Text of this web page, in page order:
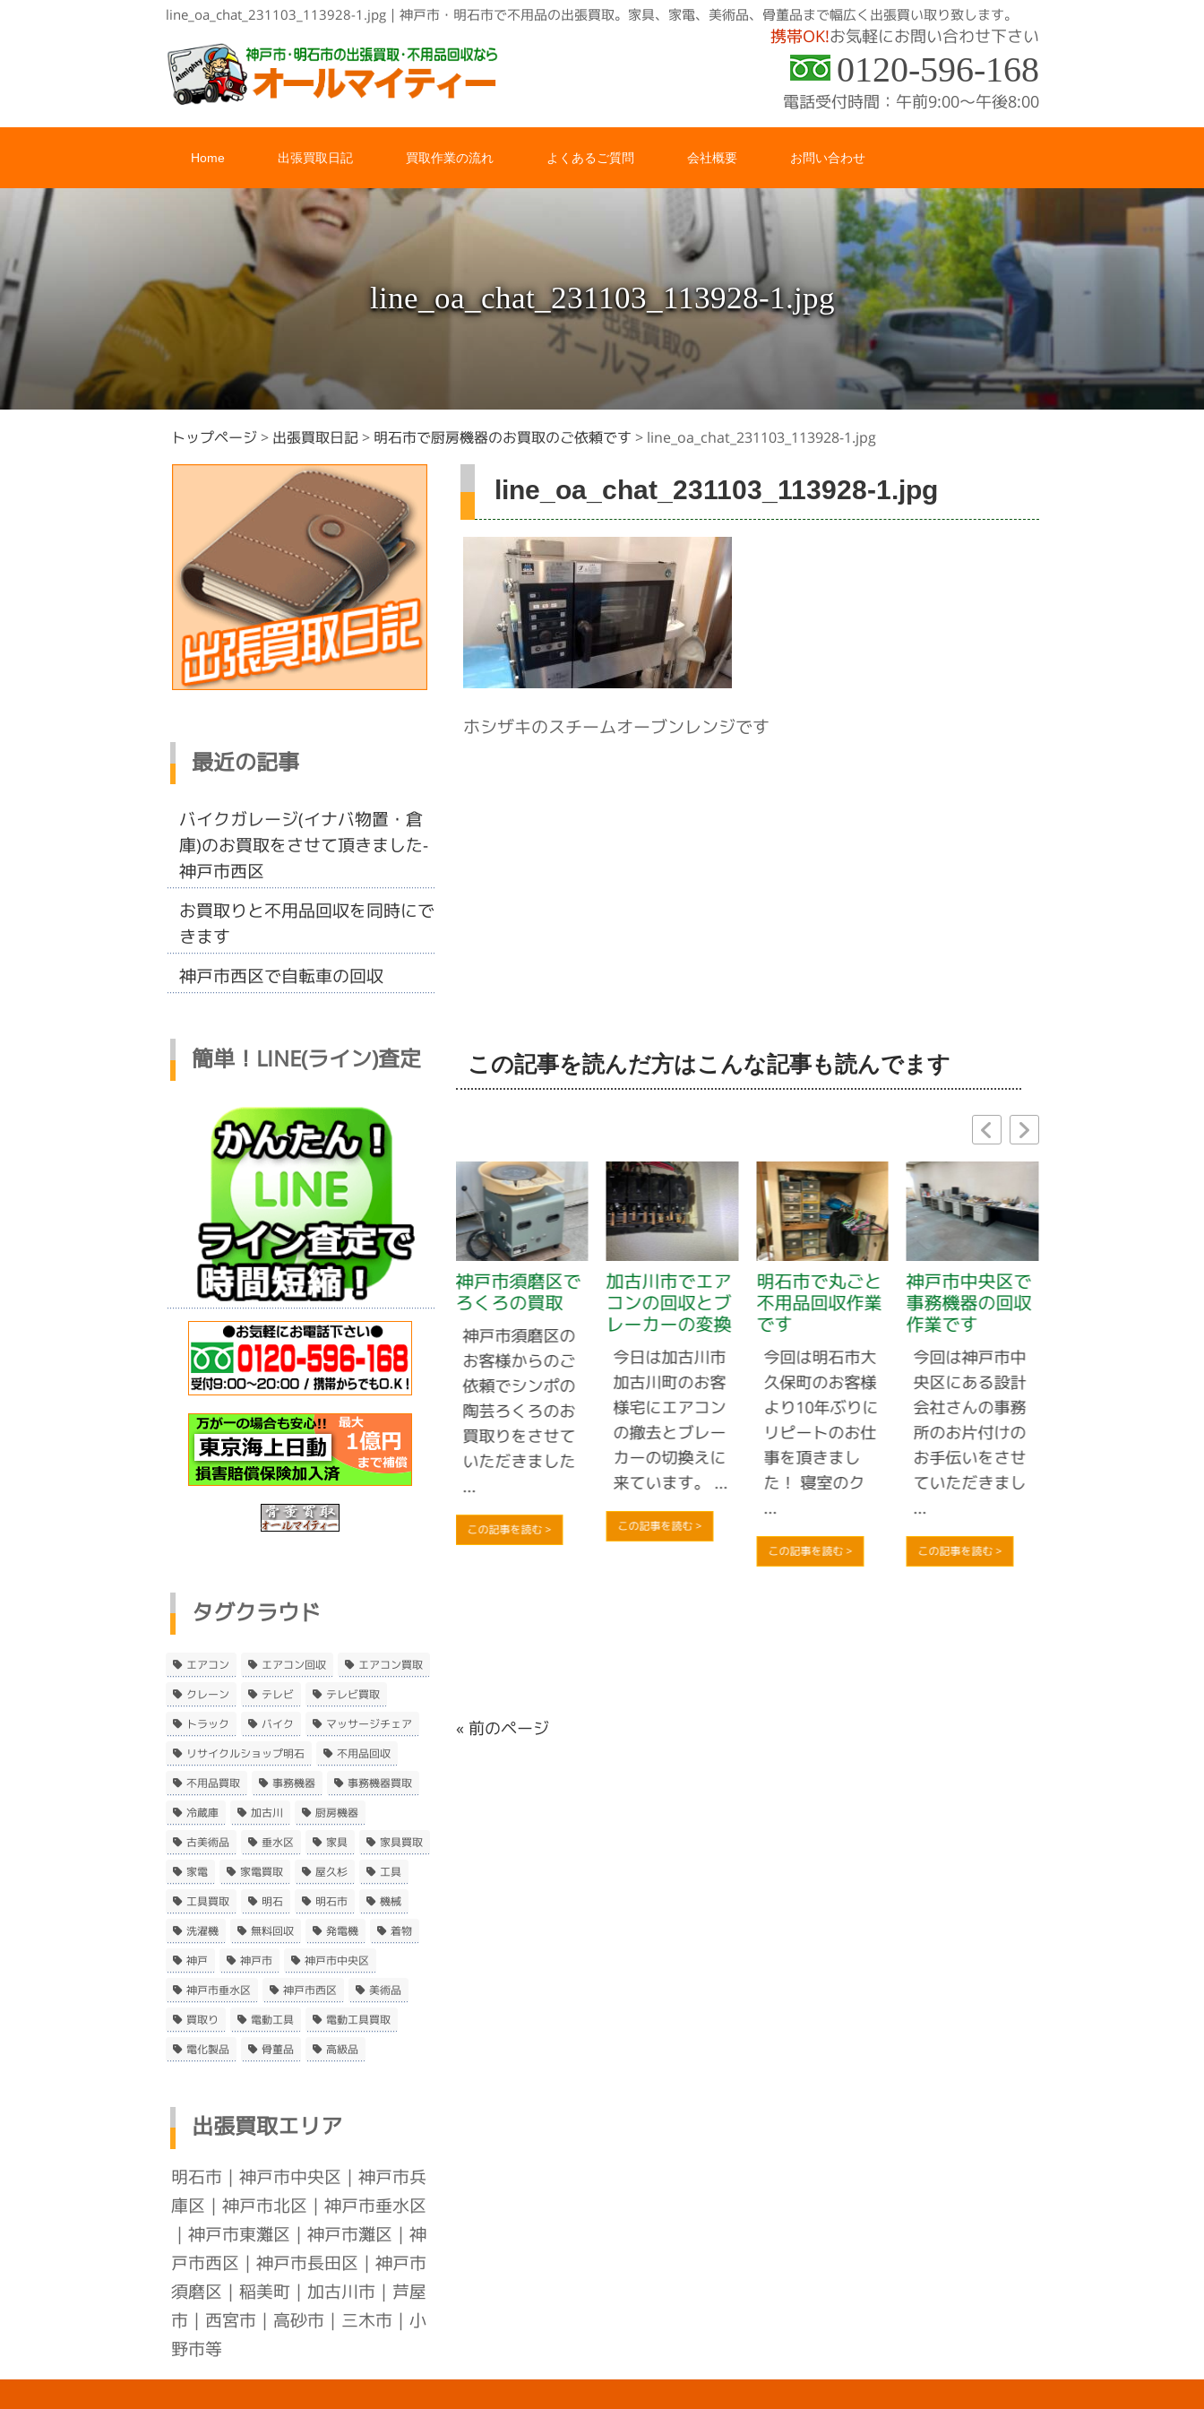
line_oa_chat_231103_113928-1.jpg｜神戸市・明石市で不用品の出張買取。家具、家電、美術品、骨董品まで幅広く出張買い取り致します。
携帯OK!お気軽にお問い合わせ下さい
0120-596-168
電話受付時間：午前9:00〜午後8:00
Home 出張買取日記 買取作業の流れ よくあるご質問 会社概要 お問い合わせ
line_oa_chat_231103_113928-1.jpg
トップページ> 出張買取日記> 明石市で厨房機器のお買取のご依頼です > line_oa_chat_231103_113928-1.jpg
line_oa_chat_231103_113928-1.jpg
ホシザキのスチームオーブンレンジです
この記事を読んだ方はこんな記事も読んでます
バイクガレージ
(イナバ物置・倉
庫)のお買取をさ
せて頂きました-
神戸市西区
神戸市西区のお
客様から買取依
頼を頂戴し、回
収作業にお伺い
いたしました。
今回は使用頻 ...
神戸市西区で自
転車の回収
今日は神戸市西
区のお客様より
自転車の回収依
頼を頂き出動し
ました。 もう、
随分と以前か ...
この記事を読む >
神戸市須磨区で
ろくろの買取
神戸市須磨区の
お客様からのご
依頼でシンポの
陶芸ろくろのお
買取りをさせて
いただきました
この記事を読む >
加古川市でエア
コンの回収とブ
レーカーの変換
今日は加古川市
加古川町のお客
様宅にエアコン
の撤去とブレー
カーの切換えに
来ています。 ...
この記事を読む >
明石市で丸ごと
不用品回収作業
です
今回は明石市大
久保町のお客様
より10年ぶりに
リピートのお仕
事を頂きまし
た！ 寝室のク
この記事を読む >
神戸市中央区で
事務機器の回収
作業です
今回は神戸市中
央区にある設計
会社さんの事務
所のお片付けの
お手伝いをさせ
ていただきまし
この記事を読む >
« 前のページ
最近の記事
バイクガレージ(イナバ物置・倉
庫)のお買取をさせて頂きました-
神戸市西区
お買取りと不用品回収を同時にで
きます
神戸市西区で自転車の回収
簡単！LINE(ライン)査定
タグクラウド
エアコン エアコン回収 エアコン買取
クレーン テレビ テレビ買取
トラック バイク マッサージチェア
リサイクルショップ明石 不用品回収
不用品買取 事務機器 事務機器買取
冷蔵庫 加古川 厨房機器
古美術品 垂水区 家具 家具買取
家電 家電買取 屋久杉 工具
工具買取 明石 明石市 機械
洗濯機 無料回収 発電機 着物
神戸 神戸市 神戸市中央区
神戸市垂水区 神戸市西区 美術品
買取り 電動工具 電動工具買取
電化製品 骨董品 高級品
出張買取エリア
明石市 神戸市中央区
神戸市兵
庫区
神戸市北区
神戸市垂水区
神戸市東灘区 神戸市灘区
神
戸市西区
神戸市長田区
神戸市
須磨区 ｜稲美町｜加古川市｜芦屋
市｜西宮市｜高砂市｜三木市｜小
野市等